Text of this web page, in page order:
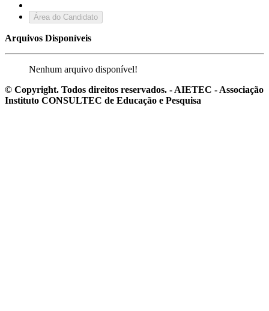
Área do Candidato
Arquivos Disponíveis
Nenhum arquivo disponível!
© Copyright. Todos direitos reservados. - AIETEC - Associação
Instituto CONSULTEC de Educação e Pesquisa